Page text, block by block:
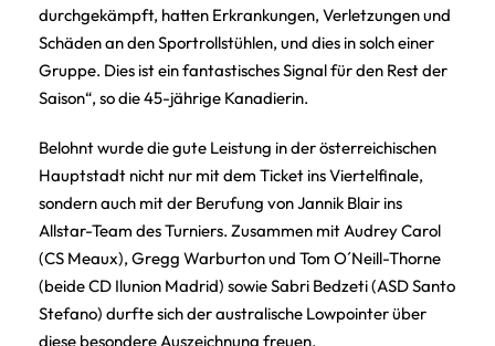
durchgekämpft, hatten Erkrankungen, Verletzungen und
Schäden an den Sportrollstühlen, und dies in solch einer
Gruppe. Dies ist ein fantastisches Signal für den Rest der
Saison“, so die 45-jährige Kanadierin.
Belohnt wurde die gute Leistung in der österreichischen
Hauptstadt nicht nur mit dem Ticket ins Viertelfinale,
sondern auch mit der Berufung von Jannik Blair ins
Allstar-Team des Turniers. Zusammen mit Audrey Carol
(CS Meaux), Gregg Warburton und Tom O´Neill-Thorne
(beide CD Ilunion Madrid) sowie Sabri Bedzeti (ASD Santo
Stefano) durfte sich der australische Lowpointer über
diese besondere Auszeichnung freuen.